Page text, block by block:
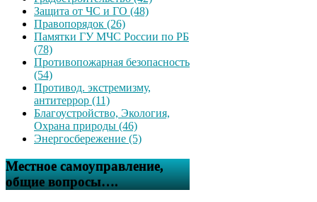
Защита от ЧС и ГО (48)
Правопорядок (26)
Памятки ГУ МЧС России по РБ
(78)
Противопожарная безопасность
(54)
Противод. экстремизму,
антитеррор (11)
Благоустройство, Экология,
Охрана природы (46)
Энергосбережение (5)
Местное самоуправление,
общие вопросы….